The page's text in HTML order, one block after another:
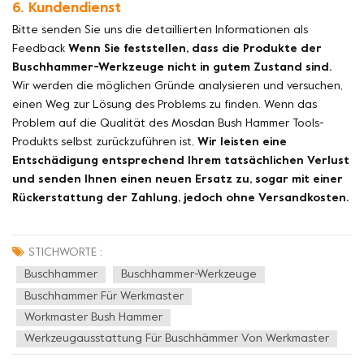
6. Kundendienst
Bitte senden Sie uns die detaillierten Informationen als
Feedback Wenn Sie feststellen, dass die Produkte der
Buschhammer-Werkzeuge nicht in gutem Zustand sind.
Wir werden die möglichen Gründe analysieren und versuchen,
einen Weg zur Lösung des Problems zu finden. Wenn das
Problem auf die Qualität des Mosdan Bush Hammer Tools-
Produkts selbst zurückzuführen ist, Wir leisten eine
Entschädigung entsprechend Ihrem tatsächlichen Verlust
und senden Ihnen einen neuen Ersatz zu, sogar mit einer
Rückerstattung der Zahlung, jedoch ohne Versandkosten.
STICHWORTE :
Buschhammer Buschhammer-Werkzeuge
Buschhammer Für Werkmaster
Workmaster Bush Hammer
Werkzeugausstattung Für Buschhämmer Von Werkmaster